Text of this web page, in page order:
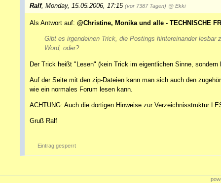
Ralf, Monday, 15.05.2006, 17:15 (vor 7387 Tagen) @ Ekki
Als Antwort auf: @Christine, Monika und alle - TECHNISCHE
Gibt es irgendeinen Trick, die Postings hintereinander
Word, oder?
Der Trick heißt "Lesen" (kein Trick im eigentlichen Sinne,
Auf der Seite mit den zip-Dateien kann man sich auch den
wie ein normales Forum lesen kann.
ACHTUNG: Auch die dortigen Hinweise zur Verzeichnisstruktur
Gruß Ralf
Eintrag gesperrt